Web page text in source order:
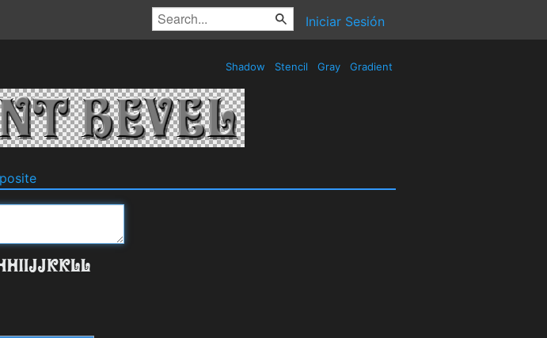
Iniciar Sesión
Shadow Stencil Gray Gradient